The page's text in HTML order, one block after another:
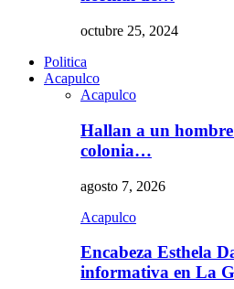
octubre 25, 2024
Politica
Acapulco
Acapulco
Hallan a un hombre
colonia…
agosto 7, 2026
Acapulco
Encabeza Esthela
informativa en La